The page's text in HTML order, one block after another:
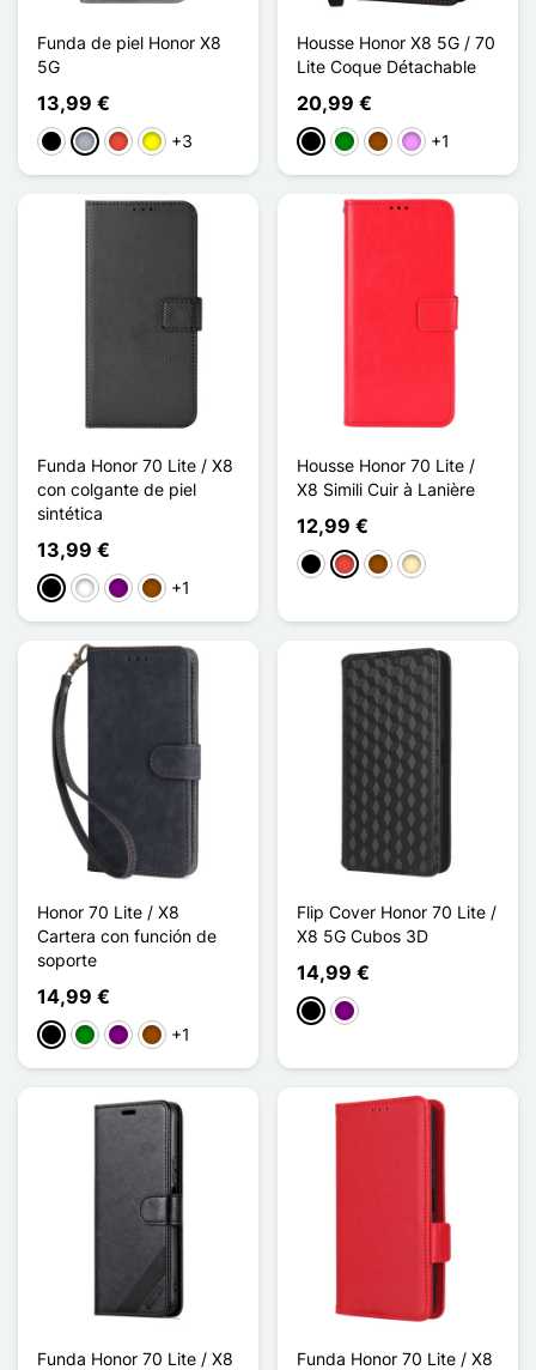
Funda de piel Honor X8
5G
13,99 €
Negro
Gris RojoAmarillo
+3
Housse Honor X8 5G / 70
Lite Coque Détachable
20,99 €
NegroVerdeMarrónMorado claro
+1
Funda Honor 70 Lite / X8
con colgante de piel
sintética
13,99 €
NegroBlancoPúrpuraMarrón
+1
Housse Honor 70 Lite /
X8 Simili Cuir à Lanière
12,99 €
NegroRojoMarrón
Oro
Honor 70 Lite / X8
Cartera con función de
soporte
14,99 €
NegroVerdePúrpuraMarrón
+1
Flip Cover Honor 70 Lite /
X8 5G Cubos 3D
14,99 €
NegroPúrpura
Funda Honor 70 Lite / X8
Funda Honor 70 Lite / X8